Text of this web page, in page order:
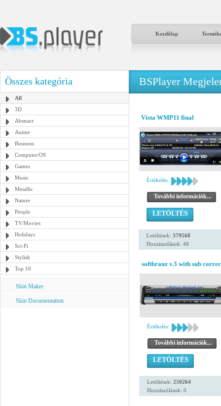
Kezdőlap
Összes kategória
All
3D
Abstract
Anime
Business
Computer/OS
Games
Music
Metallic
Nature
People
TV/Movies
Holidays
Sci-Fi
Stylish
Top 10
Skin Maker
Skin Documentation
BSPlayer
Vista WMP11 final
Értékelés:
További információk...
LETÖLTÉS
Letöltések: 379568
Hozzászólások: 48
softbrauz v.3 with sub
Értékelés:
További információk...
LETÖLTÉS
Letöltések: 250264
Hozzászólások: 0